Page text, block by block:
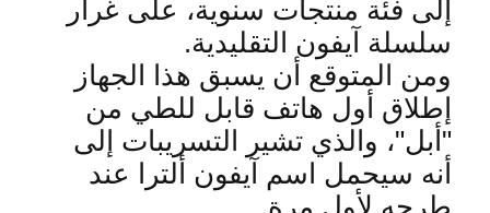
إلى فئة منتجات سنوية، على غرار
سلسلة آيفون التقليدية.
ومن المتوقع أن يسبق هذا الجهاز
إطلاق أول هاتف قابل للطي من
"أبل"، والذي تشير التسريبات إلى
أنه سيحمل اسم آيفون ألترا عند